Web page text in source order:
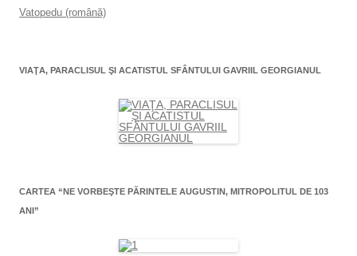
Vatopedu (română)
VIAŢA, PARACLISUL ŞI ACATISTUL SFÂNTULUI GAVRIIL GEORGIANUL
CARTEA “NE VORBEŞTE PĂRINTELE AUGUSTIN, MITROPOLITUL DE 103
ANI”